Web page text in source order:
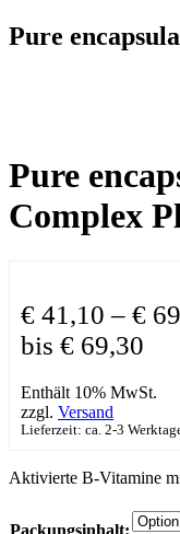
Pure
Pure
Complex
€ 41,10 – €
bis € 69,30
Enthält 10% MwSt.
zzgl. Versand
Lieferzeit: ca. 2-3
Aktivierte B-Vitamine
Packungsinhalt: